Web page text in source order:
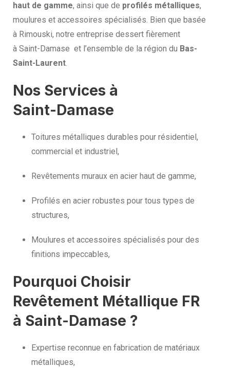
haut de gamme, ainsi que de profilés métalliques,
moulures et accessoires spécialisés. Bien que basée
à Rimouski, notre entreprise dessert fièrement
à Saint-Damase et l’ensemble de la région du Bas-
Saint-Laurent.
Nos Services à
Saint-Damase
Toitures métalliques durables pour résidentiel,
commercial et industriel,
Revêtements muraux en acier haut de gamme,
Profilés en acier robustes pour tous types de
structures,
Moulures et accessoires spécialisés pour des
finitions impeccables,
Pourquoi Choisir
Revêtement Métallique FR
à Saint-Damase ?
Expertise reconnue en fabrication de matériaux
métalliques,